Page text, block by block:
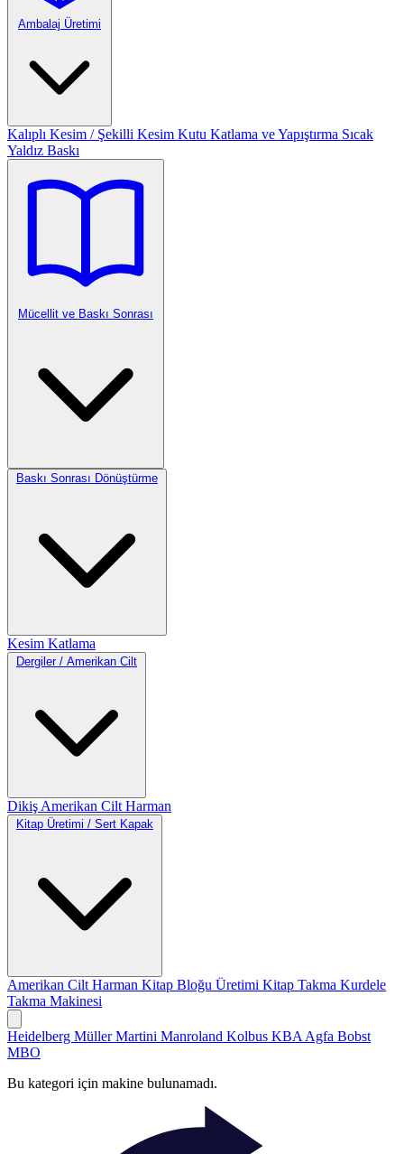
Ambalaj Üretimi
Kalıplı Kesim / Şekilli Kesim Kutu Katlama ve Yapıştırma Sıcak
Yaldız Baskı
Mücellit ve Baskı Sonrası
Baskı Sonrası Dönüştürme
Kesim Katlama
Dergiler / Amerikan Cilt
Dikiş Amerikan Cilt Harman
Kitap Üretimi / Sert Kapak
Amerikan Cilt Harman Kitap Bloğu Üretimi Kitap Takma Kurdele
Takma Makinesi
Heidelberg Müller Martini Manroland Kolbus KBA Agfa Bobst
MBO
Bu kategori için makine bulunamadı.